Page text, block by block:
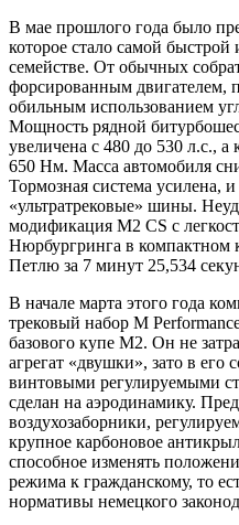
В мае прошлого года было
которое стало самой быстрой
семействе. От обычных
форсированным двигателем,
обильным использованием
Мощность рядной
увеличена с 480 до 530 л.с.,
650 Нм. Масса автомобиля
Тормозная система усилена,
«ультратрековые» шины.
модификация M2 CS с
Нюрбургринга в компактном
Петлю за 7 минут 25,534
В начале марта этого года
трековый набор M
базового купе M2. Он не
агрегат «двушки», зато в его
винтовыми регулируемыми
сделан на аэродинамику.
воздухозаборники,
крупное карбоновое
способное изменять
режима к гражданскому, то
нормативы немецкого